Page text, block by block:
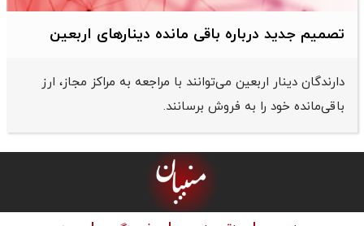
تصمیم جدید درباره باقی مانده دینارهای اربعین
دارندگان دینار اربعین می‌توانند با مراجعه به مراکز مجاز، ارز
باقی‌مانده خود را به فروش برسانند.